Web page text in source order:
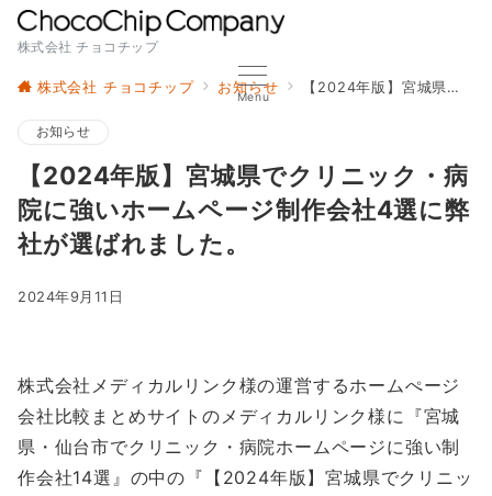
株式会社 チョコチップ
Menu
株式会社 チョコチップ お知らせ 【2024年版】宮城県でクリニック・病院に強いホームページ制作会社4選に弊社が選ばれました。
お知らせ
【2024年版】宮城県でクリニック・病
院に強いホームページ制作会社4選に弊
社が選ばれました。
2024年9月11日
株式会社メディカルリンク様の運営するホームぺージ
会社比較まとめサイトのメディカルリンク様に『宮城
県・仙台市でクリニック・病院ホームページに強い制
作会社14選』の中の『【2024年版】宮城県でクリニッ